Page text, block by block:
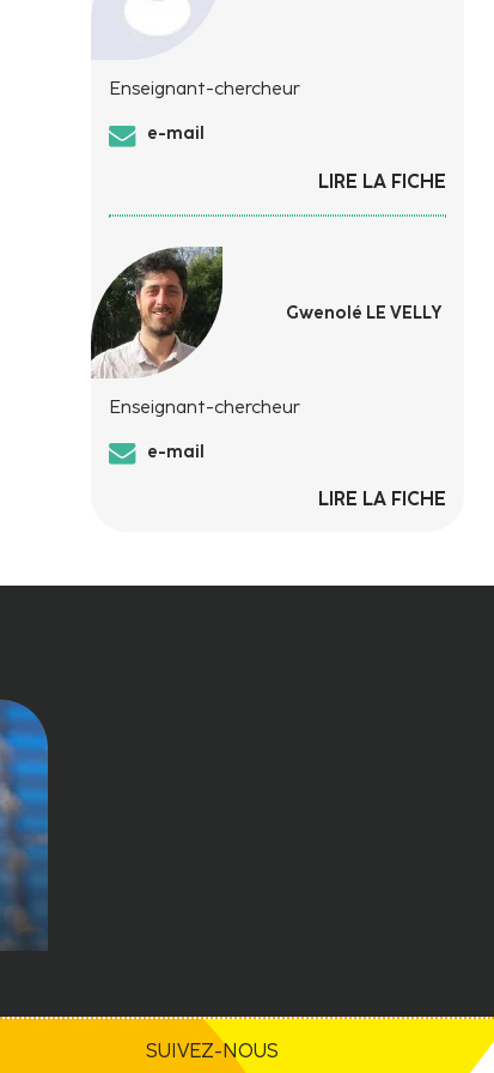
Enseignant-chercheur
e-mail
LIRE LA FICHE
Gwenolé LE VELLY
Enseignant-chercheur
e-mail
LIRE LA FICHE
SUIVEZ-NOUS